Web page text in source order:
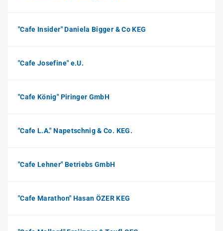
"Cafe Insider" Daniela Bigger & Co KEG
"Cafe Josefine" e.U.
"Cafe König" Piringer GmbH
"Cafe L.A." Napetschnig & Co. KEG.
"Cafe Lehner" Betriebs GmbH
"Cafe Marathon" Hasan ÖZER KEG